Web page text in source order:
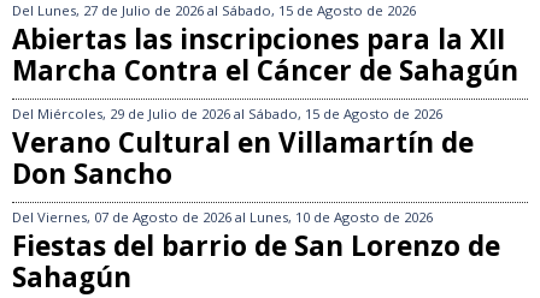
Del Lunes, 27 de Julio de 2026 al Sábado, 15 de Agosto de 2026
Abiertas las inscripciones para la XII
Marcha Contra el Cáncer de Sahagún
Del Miércoles, 29 de Julio de 2026 al Sábado, 15 de Agosto de 2026
Verano Cultural en Villamartín de
Don Sancho
Del Viernes, 07 de Agosto de 2026 al Lunes, 10 de Agosto de 2026
Fiestas del barrio de San Lorenzo de
Sahagún